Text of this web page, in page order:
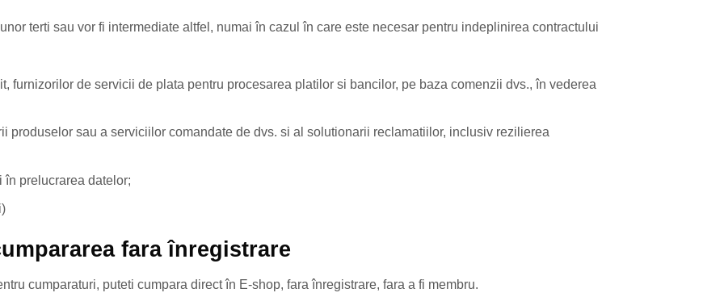
terti sau vor fi intermediate altfel, numai în cazul în care este necesar pentru indeplinirea contractului
furnizorilor de servicii de plata pentru procesarea platilor si bancilor, pe baza comenzii dvs., în vederea
produselor sau a serviciilor comandate de dvs. si al solutionarii reclamatiilor, inclusiv rezilierea
în prelucrarea datelor;
fara înregistrare
cumparaturi, puteti cumpara direct în E-shop, fara înregistrare, fara a fi membru.